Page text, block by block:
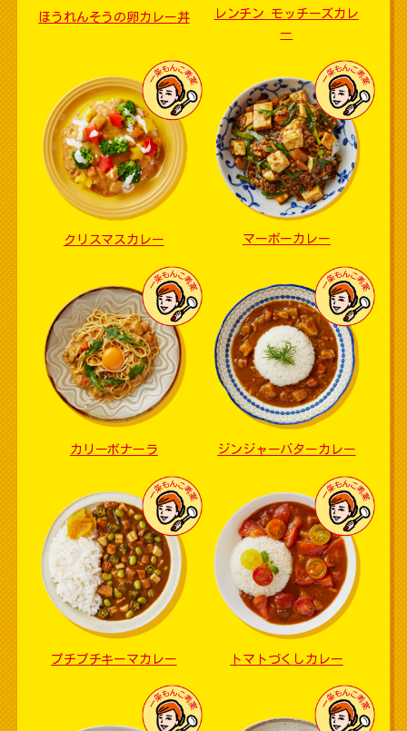
ほうれんそうの卵カレー丼
レンチン モッチーズカレ
ー
クリスマスカレー マーボーカレー
カリーボナーラ ジンジャーバターカレー
プチプチキーマカレー トマトづくしカレー